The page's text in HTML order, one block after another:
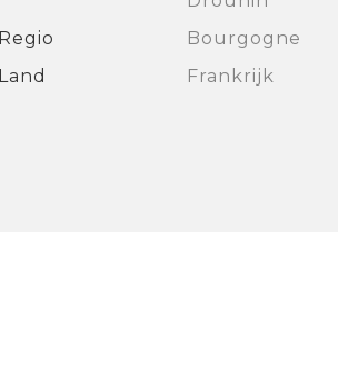
Regio
Bourgogne
Land
Frankrijk